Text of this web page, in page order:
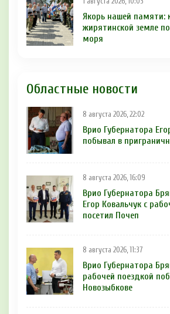
Якорь нашей памяти:
жирятинской земле
моря
Областные новости
8 августа 2026, 22:02
Врио Губернатора
побывал в
8 августа 2026, 16:09
Врио Губернатора
Егор Ковальчук с
посетил Почеп
8 августа 2026, 11:37
Врио Губернатора
рабочей поездкой
Новозыбкове